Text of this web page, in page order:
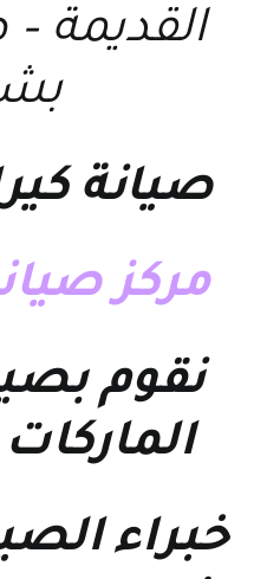
القديمة –
صيانة
مركز
نقوم
خبراء